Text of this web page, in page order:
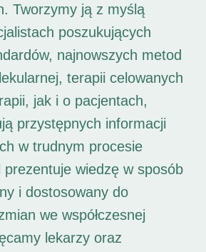
Tworzymy ją z myślą
poszukujących
najnowszych metod
terapii celowanych
jak i o pacjentach,
przystępnych informacji
w trudnym procesie
prezentuje wiedzę w sposób
i dostosowany do
we współczesnej
lekarzy oraz